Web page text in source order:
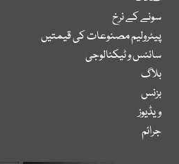
سونے کے نرخ
پیٹرولیم مصنوعات کی قیمتیں
سائنس و ٹیکنالوجی
بلاگ
بزنس
ویڈیوز
جرائم